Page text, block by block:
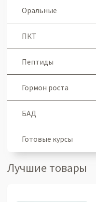
Оральные
ПКТ
Пептиды
Гормон роста
БАД
Готовые курсы
Лучшие товары